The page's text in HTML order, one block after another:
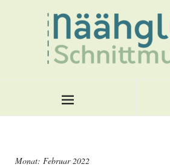
Monat: Februar 2022